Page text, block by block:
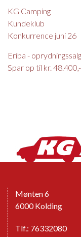
KG Camping
Kundeklub
Konkurrence juni 26
Eriba -
Spar op til kr. 48.400,-
Mønten 6
6000 Kolding
Tlf.: 76332080